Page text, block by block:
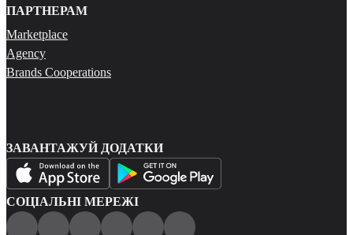
ПАРТНЕРАМ
Marketplace
Agency
Brands Cooperations
ЗАВАНТАЖУЙ ДОДАТКИ
СОЦІАЛЬНІ МЕРЕЖІ